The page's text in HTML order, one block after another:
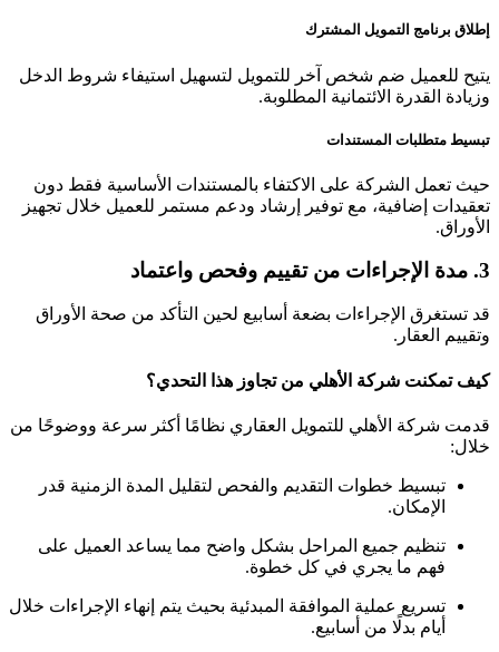
إطلاق برنامج التمويل المشترك
يتيح للعميل ضم شخص آخر للتمويل لتسهيل استيفاء شروط الدخل
وزيادة القدرة الائتمانية المطلوبة.
تبسيط متطلبات المستندات
حيث تعمل الشركة على الاكتفاء بالمستندات الأساسية فقط دون
تعقيدات إضافية، مع توفير إرشاد ودعم مستمر للعميل خلال تجهيز
الأوراق.
3. مدة الإجراءات من تقييم وفحص واعتماد
قد تستغرق الإجراءات بضعة أسابيع لحين التأكد من صحة الأوراق
وتقييم العقار.
كيف تمكنت شركة الأهلي من تجاوز هذا التحدي؟
قدمت شركة الأهلي للتمويل العقاري نظامًا أكثر سرعة ووضوحًا من
خلال:
تبسيط خطوات التقديم والفحص لتقليل المدة الزمنية قدر
الإمكان.
تنظيم جميع المراحل بشكل واضح مما يساعد العميل على
فهم ما يجري في كل خطوة.
تسريع عملية الموافقة المبدئية بحيث يتم إنهاء الإجراءات خلال
أيام بدلًا من أسابيع.